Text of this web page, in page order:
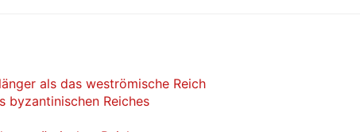
als das weströmische Reich
byzantinischen Reiches